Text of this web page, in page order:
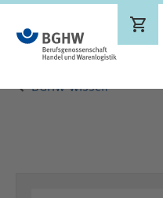
Ergebnisse werden aktualisiert
BGHW-Wissen